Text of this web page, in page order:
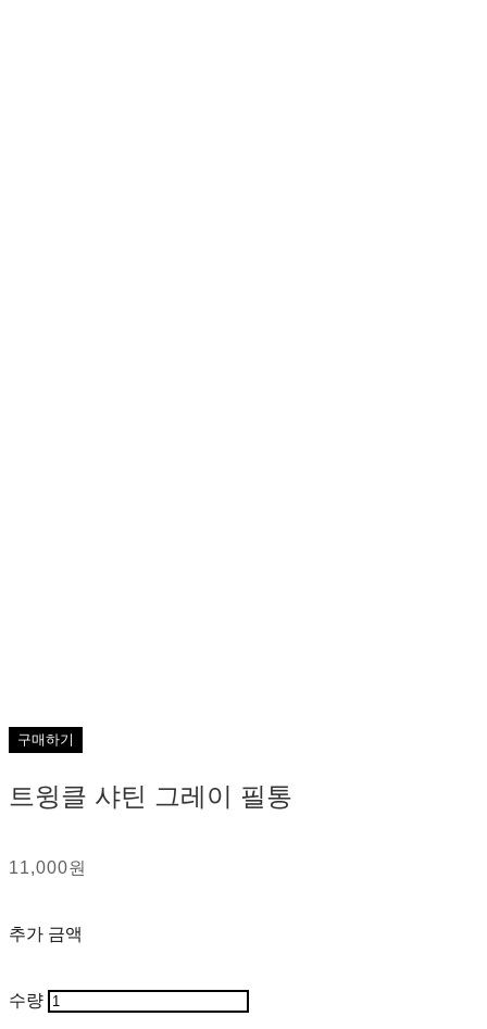
구매하기
트윙클 샤틴 그레이 필통
11,000원
추가 금액
수량